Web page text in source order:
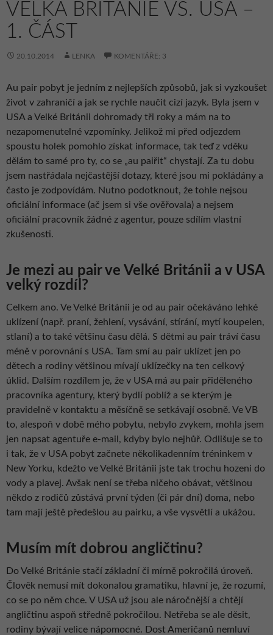
VELKÁ BRITÁNIE VS. USA –
1. ČÁST
20.10.2014 LENKA KOMENTÁŘE: 3
Au pair pobyt je jedním z nejlepších způsobů, jak si vyzkoušet
život v zahraničí a jak se rychle naučit cizí jazyk. Byla jsem v
USA a Velké Británii dohromady tři roky a mám na to
nezapomenutelné vzpomínky. Jelikož mi před odjezdem
spoustu holek pomohlo získat informace, tak teď z vděku
dělám to samé pro ty, co se „au paiřit“ chystají. Za tu dobu
jsem nastřádala nejčastější dotazy, které jsou mi pokládány a
často je zodpovídám. Nutno podotknout, že tohle nejsou
oficiální informace (ač jsem si vše ověřovala) a nejsem
oficiální pracovník žádné z agentur, pouze sdílím vlastní
zkušenosti.
Je mezi au pair ve Velké Británii a v USA
velký rozdíl?
Celkem ano. Ve Velké Británii je od au pair očekáváno lehké
uklízení (např. praní, žehlení, vysávání, stírání, mytí koupelen,
stlaní) a to také většinu času dělá. S dětmi au pair tráví času
méně v porovnání s USA. Tam smí au pair uklízet jen po
dětech a rodiny většinou mívají uklízečky na ten celkový
úklid. Dalším rozdílem je, že v USA má au pair přiděleného
pracovníka agentury, který bydlí poblíž a se kterým je
pravidelně v kontaktu a měsíčně se setkávají osobně. Ve VB
to, alespoň v době mého pobytu, nebylo zvykem, mohla jsem
jen napsat agentuře e-mail, kdyby bylo nejhůř. Odlišuje se to
i tak, že v USA pobyt začnete několikadenním tréninkem v
New Yorku, kdežto ve Velké Británii jste tak trochu hozeni do
vody a plavej. Avšak není se třeba ničeho obávat, většinou
někdo z rodičů zůstává první týden (či pár dní) doma, nebo
tam mají ještě předešlou au pairku, a vše vysvětlí a ukážou.
Musím mít dobrou angličtinu?
Do Velké Británie stačí základní či mírně pokročilá úroveň.
Člověk nemusí mít dokonalou gramatiku, hlavní je, že rozumí,
co se po něm chce. V USA už jsou ale náročnější a chtějí
angličtinu aspoň středně pokročilou. Netřeba se ale děsit,
rodiny bývají velice nápomocné. Dost Američanů nemluví